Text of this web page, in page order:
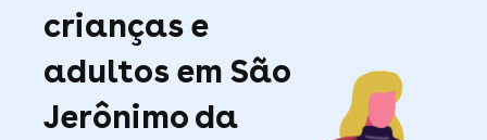
crianças e
adultos em São
Jerônimo da